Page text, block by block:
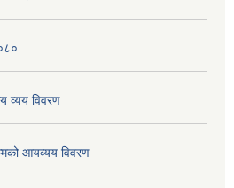
व्यय विवरण
आयव्यय विवरण